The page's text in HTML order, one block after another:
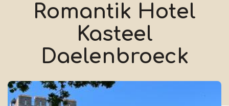
Romantik Hotel
Kasteel
Daelenbroeck